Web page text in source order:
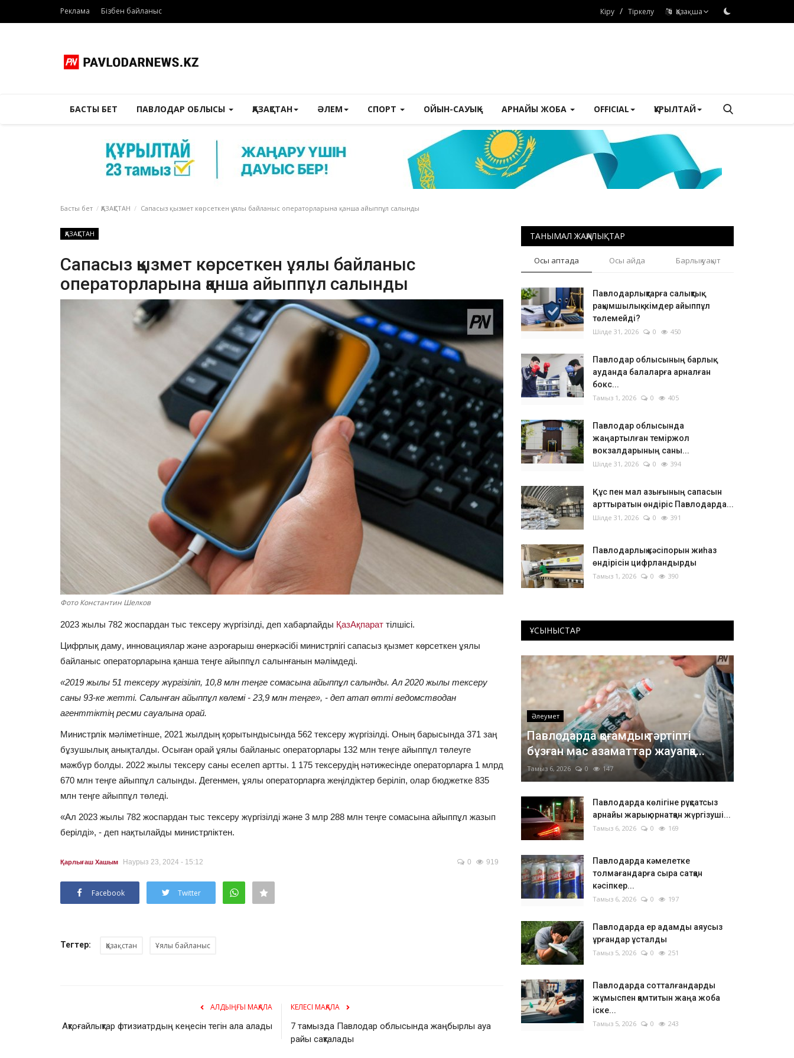
Реклама Бізбен байланыс Кіру / Тіркелу Қазақша
БАСТЫ БЕТ ПАВЛОДАР ОБЛЫСЫ ҚАЗАҚСТАН ӘЛЕМ СПОРТ ОЙЫН-САУЫҚ АРНАЙЫ ЖОБА OFFICIAL ҚҰРЫЛТАЙ
Басты бет ҚАЗАҚСТАН Сапасыз қызмет көрсеткен ұялы байланыс операторларына қанша айыппұл салынды
ҚАЗАҚСТАН
Сапасыз қызмет көрсеткен ұялы байланыс
операторларына қанша айыппұл салынды
Фото Константин Шелков
2023 жылы 782 жоспардан тыс тексеру жүргізілді, деп хабарлайды ҚазАқпарат тілшісі.
Цифрлық даму, инновациялар және аэроғарыш өнеркәсібі министрлігі сапасыз қызмет көрсеткен ұялы
байланыс операторларына қанша теңге айыппұл салынғанын мәлімдеді.
«2019 жылы 51 тексеру жүргізіліп, 10,8 млн теңге сомасына айыппұл салынды. Ал 2020 жылы тексеру
саны 93-ке жетті. Салынған айыппұл көлемі - 23,9 млн теңге», - деп атап өтті ведомстводан
агенттіктің ресми сауалына орай.
Министрлік мәліметінше, 2021 жылдың қорытындысында 562 тексеру жүргізілді. Оның барысында 371 заң
бұзушылық анықталды. Осыған орай ұялы байланыс операторлары 132 млн теңге айыппұл төлеуге
мәжбүр болды. 2022 жылы тексеру саны еселеп артты. 1 175 тексерудің нәтижесінде операторларға 1 млрд
670 млн теңге айыппұл салынды. Дегенмен, ұялы операторларға жеңілдіктер беріліп, олар бюджетке 835
млн теңге айыппұл төледі.
«Ал 2023 жылы 782 жоспардан тыс тексеру жүргізілді және 3 млр 288 млн теңге сомасына айыппұл жазып
берілді», - деп нақтылайды министрліктен.
Қарлығаш Хашым Наурыз 23, 2024 - 15:12 0 919
Facebook Twitter
Тегтер: Қазақстан Ұялы байланыс
АЛДЫҢҒЫ МАҚАЛА
Ақтоғайлықтар фтизиатрдың кеңесін тегін ала алады
КЕЛЕСІ МАҚАЛА
7 тамызда Павлодар облысында жаңбырлы ауа
райы сақталады
ТАНЫМАЛ ЖАҢАЛЫҚТАР
Осы аптада Осы айда Барлық уақыт
Павлодарлықтарға салықтық
рақымшылық: кімдер айыппұл
төлемейді?
Шілде 31, 2026 0 450
Павлодар облысының барлық
ауданда балаларға арналған
бокс...
Тамыз 1, 2026 0 405
Павлодар облысында
жаңартылған теміржол
вокзалдарының саны...
Шілде 31, 2026 0 394
Құс пен мал азығының сапасын
арттыратын өндіріс Павлодарда...
Шілде 31, 2026 0 391
Павлодарлық кәсіпорын жиһаз
өндірісін цифрландырды
Тамыз 1, 2026 0 390
ҰСЫНЫСТАР
Әлеумет
Павлодарда қоғамдық тәртіпті
бұзған мас азаматтар жауапқа...
Тамыз 6, 2026 0 147
Павлодарда көлігіне рұқсатсыз
арнайы жарық орнатқан жүргізуші...
Тамыз 6, 2026 0 169
Павлодарда кәмелетке
толмағандарға сыра сатқан
кәсіпкер...
Тамыз 6, 2026 0 197
Павлодарда ер адамды аяусыз
ұрғандар ұсталды
Тамыз 5, 2026 0 251
Павлодарда сотталғандарды
жұмыспен қамтитын жаңа жоба
іске...
Тамыз 5, 2026 0 243